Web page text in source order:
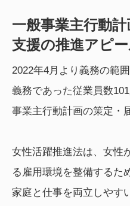
一般事業主行動
支援の推進アピ
2022年4月より義務の範
義務であった従業員数
事業主行動計画の策定・
女性活躍推進法は、女性
る雇用環境を整備するた
家庭と仕事を両立しやす